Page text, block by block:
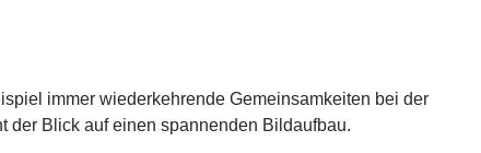
immer wiederkehrende Gemeinsamkeiten bei der
der Blick auf einen spannenden Bildaufbau.